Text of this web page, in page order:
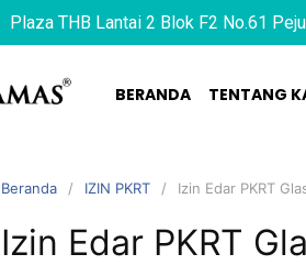
Plaza THB Lantai 2 Blok F2 No.61
BERANDA TENTANG
Beranda IZIN PKRT Izin Edar PKRT
Izin Edar PKRT